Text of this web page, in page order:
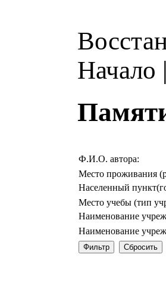
Ф.И.О. автора:
Место проживания
Населенный
Место учебы (тип
Наименование
Наименование